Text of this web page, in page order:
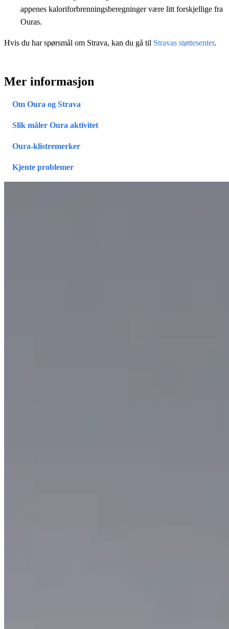
appenes kaloriforbrenningsberegninger være litt forskjellige fra
Ouras.
Hvis du har spørsmål om Strava, kan du gå til Stravas støttesenter.
Mer informasjon
Om Oura og Strava
Slik måler Oura aktivitet
Oura-klistremerker
Kjente problemer